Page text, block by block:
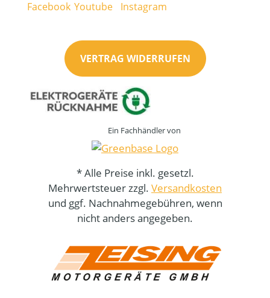
VERTRAG WIDERRUFEN
Ein Fachhändler von
* Alle Preise inkl. gesetzl.
Mehrwertsteuer zzgl. Versandkosten
und ggf. Nachnahmegebühren, wenn
nicht anders angegeben.